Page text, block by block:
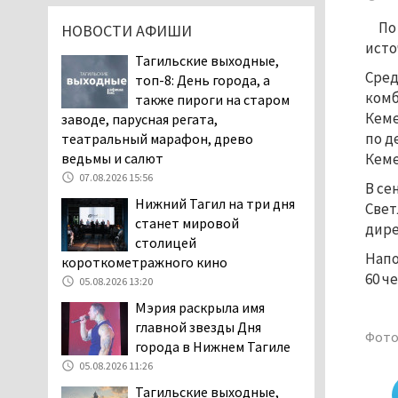
по
В
60
паразитов, которые искусали их
ребёнка в детской больнице
Нижнего Тагила
05.08.2026 17:59
Директора уральского
предприятия по
производству дронов
«Упырь» подорвали в автомобиле
под Екатеринбургом
05.08.2026 17:05
Эксперты назвали
причины массового мора
рыбы в Свердловской
области
05.08.2026 16:31
Осуждённый за убийство
тагильского хоккеиста
Александра Чумарина
НОВОСТИ АФИШИ
Тагильские выходные,
топ-8: День города, а
также пироги на старом
заводе, парусная регата,
театральный марафон, древо
ведьмы и салют
07.08.2026 15:56
Нижний Тагил на три дня
станет мировой
столицей
короткометражного кино
05.08.2026 13:20
Мэрия раскрыла имя
главной звезды Дня
города в Нижнем Тагиле
05.08.2026 11:26
Тагильские выходные,